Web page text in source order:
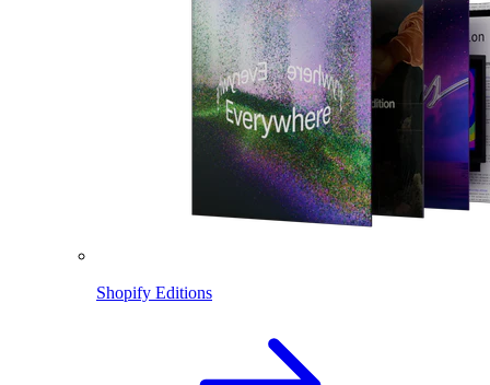
Shopify Editions